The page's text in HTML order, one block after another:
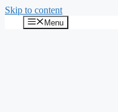
Skip to content
Menu